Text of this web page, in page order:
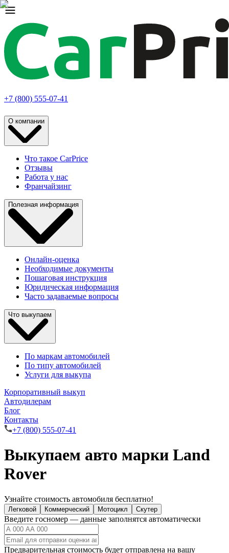
+7 (800) 555-07-41
О компании
Что такое CarPrice
Отзывы
Работа у нас
Франчайзинг
Полезная информация
Онлайн-оценка
Необходимые документы
Пошаговая инструкция
Юридическая информация
Часто задаваемые вопросы
Что выкупаем
По маркам автомобилей
По типу автомобилей
Услуги для выкупа
Корпоративный выкуп
Автодилерам
Блог
Контакты
+7 (800) 555-07-41
Выкупаем авто марки Land
Rover
Узнайте стоимость автомобиля бесплатно!
Легковой Коммерческий Мотоцикл Скутер
Введите госномер — данные заполнятся автоматически
Предварительная стоимость будет отправлена на вашу